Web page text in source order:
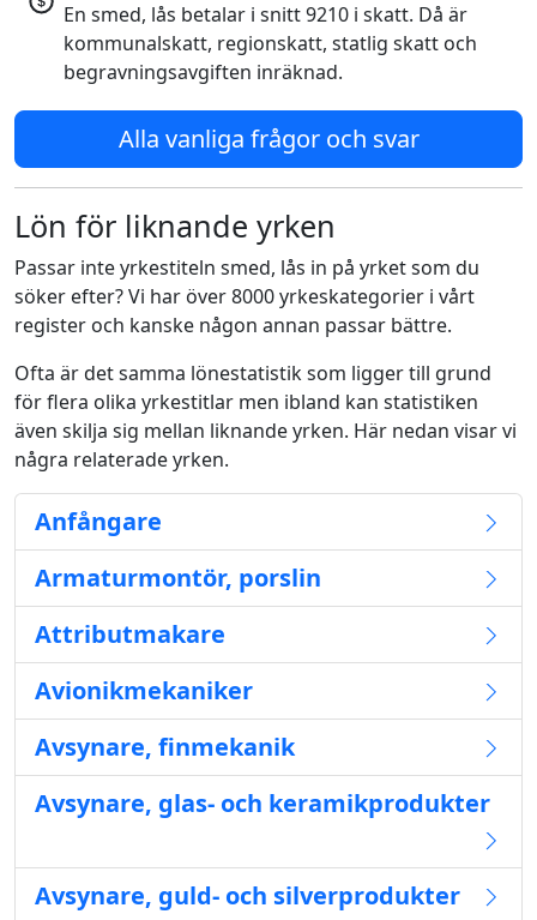
En smed, lås betalar i snitt 9210 i skatt. Då är
kommunalskatt, regionskatt, statlig skatt och
begravningsavgiften inräknad.
Alla vanliga frågor och svar
Lön för liknande yrken
Passar inte yrkestiteln smed, lås in på yrket som du
söker efter? Vi har över 8000 yrkeskategorier i vårt
register och kanske någon annan passar bättre.
Ofta är det samma lönestatistik som ligger till grund
för flera olika yrkestitlar men ibland kan statistiken
även skilja sig mellan liknande yrken. Här nedan visar vi
några relaterade yrken.
Anfångare
Armaturmontör, porslin
Attributmakare
Avionikmekaniker
Avsynare, finmekanik
Avsynare, glas- och keramikprodukter
Avsynare, guld- och silverprodukter